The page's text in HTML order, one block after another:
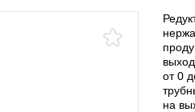
от 0
на